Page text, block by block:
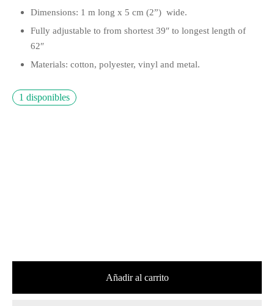
Dimensions: 1 m long x 5 cm (2”) wide.
Fully adjustable to from shortest 39″ to longest length of
62″
Materials: cotton, polyester, vinyl and metal.
1 disponibles
Añadir al carrito